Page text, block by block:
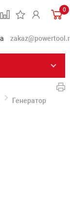
0
Генераторы для